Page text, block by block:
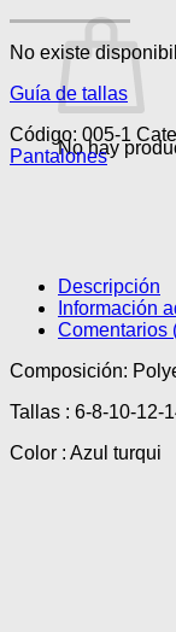
No hay
No existe
Guía de tallas
Código: 005-1
Pantalones
Descripción
Información
Comentarios
Composición:
Tallas : 6-8-10-12-
Color : Azul turqui